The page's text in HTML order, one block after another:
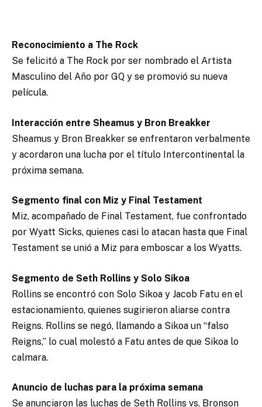
Reconocimiento a The Rock
Se felicitó a The Rock por ser nombrado el Artista
Masculino del Año por GQ y se promovió su nueva
película.
Interacción entre Sheamus y Bron Breakker
Sheamus y Bron Breakker se enfrentaron verbalmente
y acordaron una lucha por el título Intercontinental la
próxima semana.
Segmento final con Miz y Final Testament
Miz, acompañado de Final Testament, fue confrontado
por Wyatt Sicks, quienes casi lo atacan hasta que Final
Testament se unió a Miz para emboscar a los Wyatts.
Segmento de Seth Rollins y Solo Sikoa
Rollins se encontró con Solo Sikoa y Jacob Fatu en el
estacionamiento, quienes sugirieron aliarse contra
Reigns. Rollins se negó, llamando a Sikoa un “falso
Reigns,” lo cual molestó a Fatu antes de que Sikoa lo
calmara.
Anuncio de luchas para la próxima semana
Se anunciaron las luchas de Seth Rollins vs. Bronson